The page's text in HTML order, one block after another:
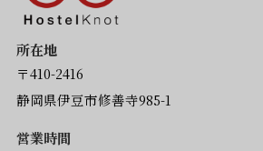
所在地
〒410-2416
静岡県伊豆市修善寺985-1
営業時間